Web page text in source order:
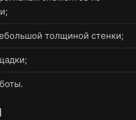
толщиной стенки;